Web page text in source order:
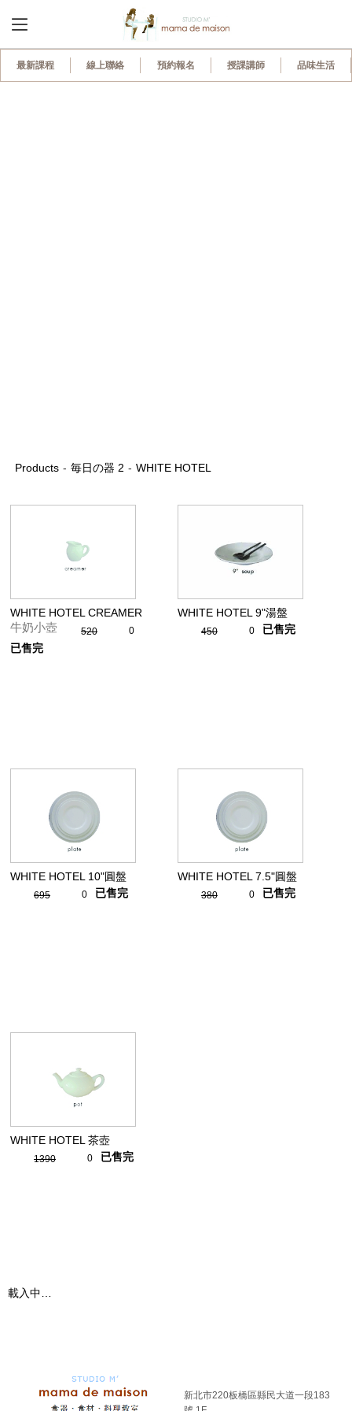
Products - 毎日の器 2 - WHITE HOTEL
WHITE HOTEL CREAMER
牛奶小壺 520 0
已售完
WHITE HOTEL 9"湯盤
450 0 已售完
WHITE HOTEL 10"圓盤
695 0 已售完
WHITE HOTEL 7.5"圓盤
380 0 已售完
WHITE HOTEL 茶壺
1390 0 已售完
載入中…
最新課程 線上聯絡 預約報名 授課講師 品味生活
新北市220板橋區縣民大道一段183